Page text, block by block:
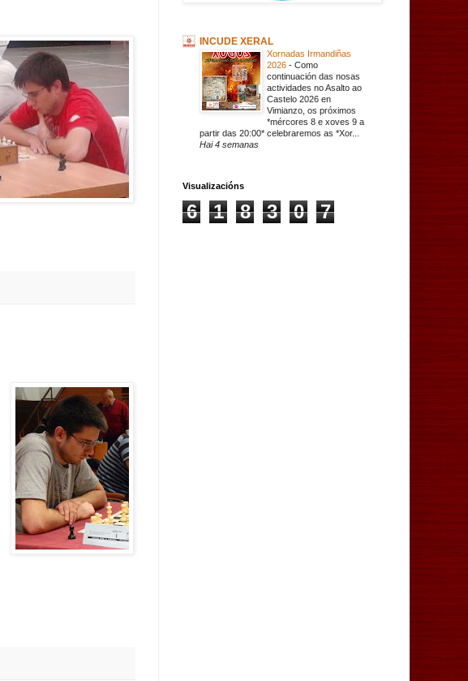
INCUDE XERAL
Xornadas Irmandiñas
2026 - Como
continuación das nosas
actividades no Asalto ao
Castelo 2026 en
Vimianzo, os próximos
*mércores 8 e xoves 9 a
partir das 20:00* celebraremos as *Xor...
Hai 4 semanas
Visualizacións
6 1 8 3 0 7